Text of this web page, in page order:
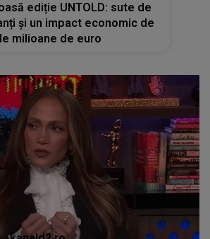
ediție UNTOLD: sute de
și un impact economic de
milioane de euro